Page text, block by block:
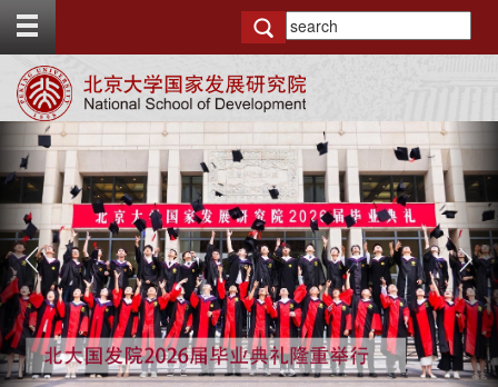
g
e
p
b
a
e
v
o
u
s
N
e
x
t